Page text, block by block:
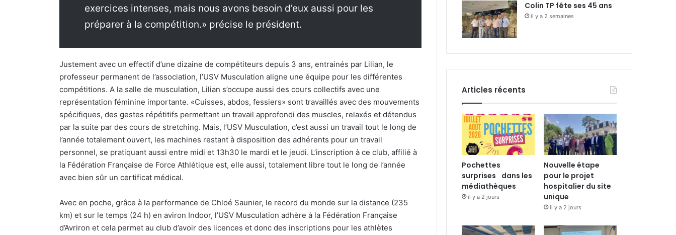
exercices intenses, mais nous avons besoin d’eux aussi pour les
préparer à la compétition.» précise le président.
Justement avec un effectif d’une dizaine de compétiteurs depuis 3 ans, entrainés par Lilian, le
professeur permanent de l’association, l’USV Musculation aligne une équipe pour les différentes
compétitions. A la salle de musculation, Lilian s’occupe aussi des cours collectifs avec une
représentation féminine importante. «Cuisses, abdos, fessiers» sont travaillés avec des mouvements
spécifiques, des gestes répétitifs permettant un travail approfondi des muscles, relaxés et détendus
par la suite par des cours de stretching. Mais, l’USV Musculation, c’est aussi un travail tout le long de
l’année totalement ouvert, les machines restant à disposition des adhérents pour un travail
personnel, se pratiquant aussi entre midi et 13h30 le mardi et le jeudi. L’inscription à ce club, affilié à
la Fédération Française de Force Athlétique est, elle aussi, totalement libre tout le long de l’année
avec bien sûr un certificat médical.
Avec en poche, grâce à la performance de Chloé Saunier, le record du monde sur la distance (235
km) et sur le temps (24 h) en aviron Indoor, l’USV Musculation adhère à la Fédération Française
d’Avriron et cela permet au club d’avoir des licences et donc des inscriptions pour les athlètes
Colin TP fête ses 45 ans
il y a 2 semaines
Articles récents
Pochettes
surprises dans les
médiathèques
il y a 2 jours
Nouvelle étape
pour le projet
hospitalier du site
unique
il y a 2 jours